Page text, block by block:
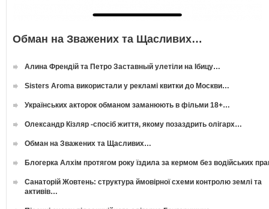
Обман на Зважених та Щасливих…
Алина Френдій та Петро Заставный улетіли на Ібицу…
Sisters Aroma використали у рекламі квитки до Москви…
Українських акторок обманом заманюють в фільми 18+…
Олександр Кізляр -спосіб життя, якому позаздрить олігарх…
Обман на Зважених та Щасливих…
Блогерка Алхім протягом року їздила за кермом без водійських
Санаторій Жовтень: структура ймовірної схеми контролю землі та
активів…